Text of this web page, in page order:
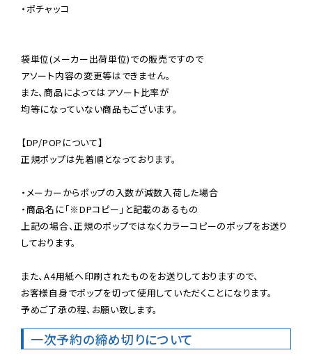
・ポチャッコ
袋単位(メーカー出荷単位)での販売ですので
アソート内容の変更等はできません。
また、商品によってはアソート比率が
均等になっていない商品もございます。
【DP/POPについて】
正規ポップは先着順となっております。
・メーカーからポップの入数が減数入荷した場合
・商品名に「※DPコピー」と記載のあるもの
上記の場合、正規のポップではなくカラーコピーのポップをお送り
しております。
また、A4用紙へ印刷されたものをお送りしておりますので、
お客様自身でポップを切って使用していただくことになります。
予めご了承の程、お願い致します。
一次予約の締め切りについて